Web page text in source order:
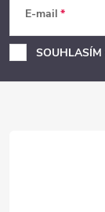
p
a
E-mail
SOUHLASÍM